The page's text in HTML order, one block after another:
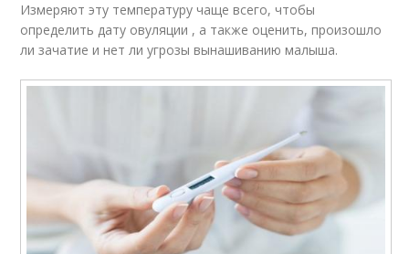
Измеряют эту температуру чаще всего, чтобы
определить дату овуляции , а также оценить, произошло
ли зачатие и нет ли угрозы вынашиванию малыша.